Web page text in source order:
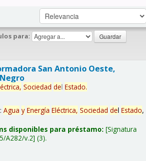
para:
San Antonio Oeste,
Sociedad del Estado.
Agua y Energía Eléctrica, Sociedad del Estado,
disponibles para préstamo: Signatura
A282/v.2 (3).